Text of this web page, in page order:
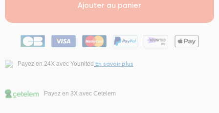
Ajouter au panier
Payez en 24X avec Younited En savoir plus
Payez en 3X avec Cetelem